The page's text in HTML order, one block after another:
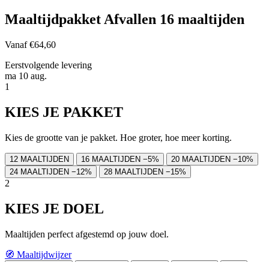
Maaltijdpakket Afvallen 16 maaltijden
Vanaf€64,60
Eerstvolgende levering
ma 10 aug.
1
KIES JE PAKKET
Kies de grootte van je pakket. Hoe groter, hoe meer korting.
12 MAALTIJDEN 16 MAALTIJDEN −5% 20 MAALTIJDEN −10%
24 MAALTIJDEN −12% 28 MAALTIJDEN −15%
2
KIES JE DOEL
Maaltijden perfect afgestemd op jouw doel.
🧭 Maaltijdwijzer